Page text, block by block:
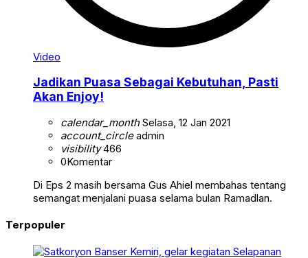
Video
Jadikan Puasa Sebagai Kebutuhan, Pasti
Akan Enjoy!
calendar_monthSelasa, 12 Jan 2021
account_circleadmin
visibility466
0Komentar
Di Eps 2 masih bersama Gus Ahiel membahas tentang
semangat menjalani puasa selama bulan Ramadlan.
Terpopuler